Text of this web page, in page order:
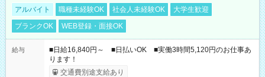
アルバイト 職種未経験OK 社会人未経験OK
大学生歓迎
ブランクOK
WEB登録・面接OK
給与
■日給16,840円～ ■日払いOK ■実働3時間5,120円のお仕事あ
ります！
交通費別途支給あり